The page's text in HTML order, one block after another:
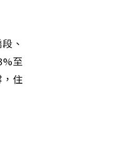
、
至
住